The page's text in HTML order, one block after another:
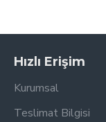
Hızlı Erişim
Kurumsal
Teslimat Bilgisi